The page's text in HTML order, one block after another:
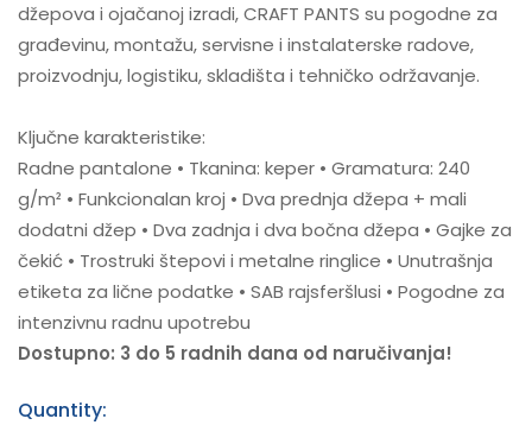
džepova i ojačanoj izradi, CRAFT PANTS su pogodne za
građevinu, montažu, servisne i instalaterske radove,
proizvodnju, logistiku, skladišta i tehničko održavanje.
Ključne karakteristike:
Radne pantalone • Tkanina: keper • Gramatura: 240
g/m² • Funkcionalan kroj • Dva prednja džepa + mali
dodatni džep • Dva zadnja i dva bočna džepa • Gajke za
čekić • Trostruki štepovi i metalne ringlice • Unutrašnja
etiketa za lične podatke • SAB rajsferšlusi • Pogodne za
intenzivnu radnu upotrebu
Dostupno: 3 do 5 radnih dana od naručivanja!
Quantity: